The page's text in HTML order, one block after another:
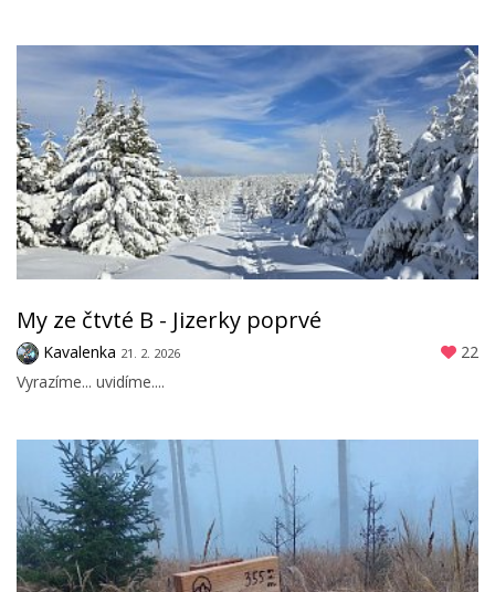
My ze čtvté B - Jizerky poprvé
Kavalenka 21. 2. 2026
22
Vyrazíme... uvidíme....